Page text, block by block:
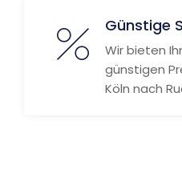
Günstige
Wir bieten
günstigen
Köln nach